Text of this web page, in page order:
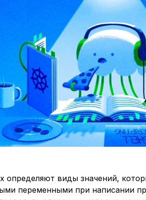
определяют виды значений,
переменными при написании